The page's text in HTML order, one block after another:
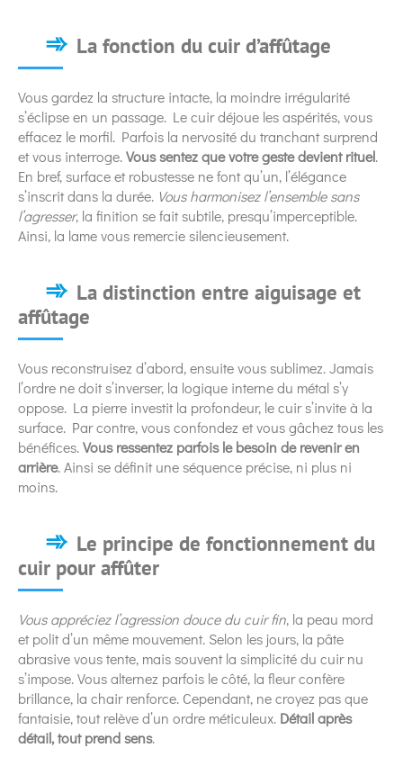
La fonction du cuir d’affûtage
Vous gardez la structure intacte, la moindre irrégularité
s’éclipse en un passage. Le cuir déjoue les aspérités, vous
effacez le morfil. Parfois la nervosité du tranchant surprend
et vous interroge.Vous sentez que votre geste devient rituel.
En bref, surface et robustesse ne font qu’un, l’élégance
s’inscrit dans la durée. Vous harmonisez l’ensemble sans
l’agresser, la finition se fait subtile, presqu’imperceptible.
Ainsi, la lame vous remercie silencieusement.
La distinction entre aiguisage et
affûtage
Vous reconstruisez d’abord, ensuite vous sublimez. Jamais
l’ordre ne doit s’inverser, la logique interne du métal s’y
oppose. La pierre investit la profondeur, le cuir s’invite à la
surface. Par contre, vous confondez et vous gâchez tous les
bénéfices.Vous ressentez parfois le besoin de revenir en
arrière. Ainsi se définit une séquence précise, ni plus ni
moins.
Le principe de fonctionnement du
cuir pour affûter
Vous appréciez l’agression douce du cuir fin, la peau mord
et polit d’un même mouvement. Selon les jours, la pâte
abrasive vous tente, mais souvent la simplicité du cuir nu
s’impose. Vous alternez parfois le côté, la fleur confère
brillance, la chair renforce. Cependant, ne croyez pas que
fantaisie, tout relève d’un ordre méticuleux. Détail après
détail, tout prend sens.